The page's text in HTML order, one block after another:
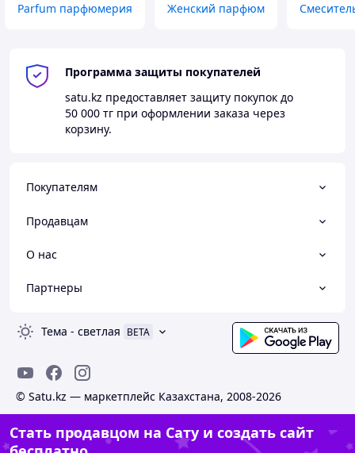
Parfum парфюмерия Женский парфюм
Программа защиты покупателей
satu.kz предоставляет защиту покупок до
50 000 тг при оформлении заказа через
корзину.
Покупателям
Продавцам
О нас
Партнеры
Тема - светлая BETA
© Satu.kz — маркетплейс Казахстана, 2008-2026
Стать продавцом на Сату и создать сайт